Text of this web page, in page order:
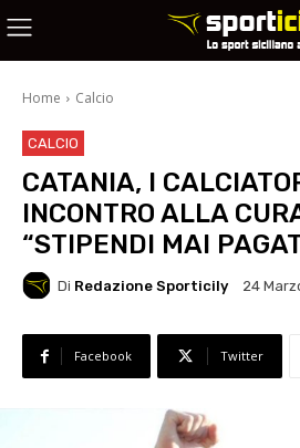
Home Calcio
CALCIO
CATANIA, I
INCONTRO ALLA
“STIPENDI MAI
Di Redazione Sporticily 24
Facebook Twitter